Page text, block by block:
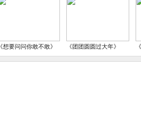
《想要问问你敢不敢》 《团团圆圆过大年》